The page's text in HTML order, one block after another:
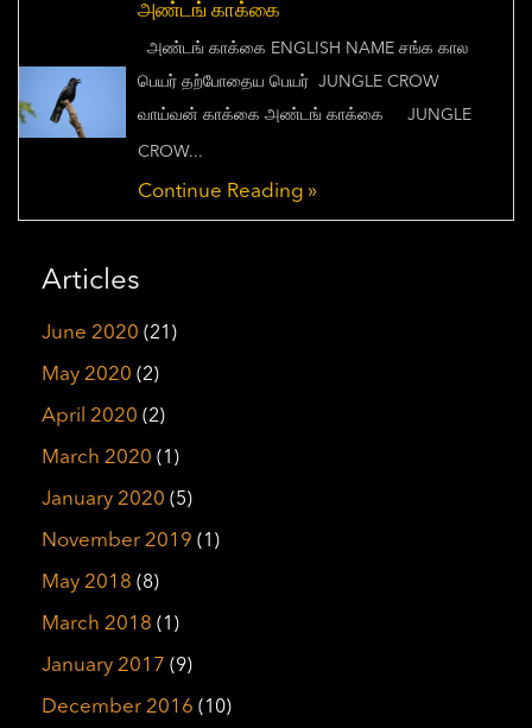
அண்டங் காக்கை
அண்டங் காக்கை ENGLISH NAME சங்க கால
பெயர் தற்போதைய பெயர் JUNGLE CROW
வாய்வன் காக்கை அண்டங் காக்கை JUNGLE
CROW...
Continue Reading »
Articles
June 2020 (21)
May 2020 (2)
April 2020 (2)
March 2020 (1)
January 2020 (5)
November 2019 (1)
May 2018 (8)
March 2018 (1)
January 2017 (9)
December 2016 (10)